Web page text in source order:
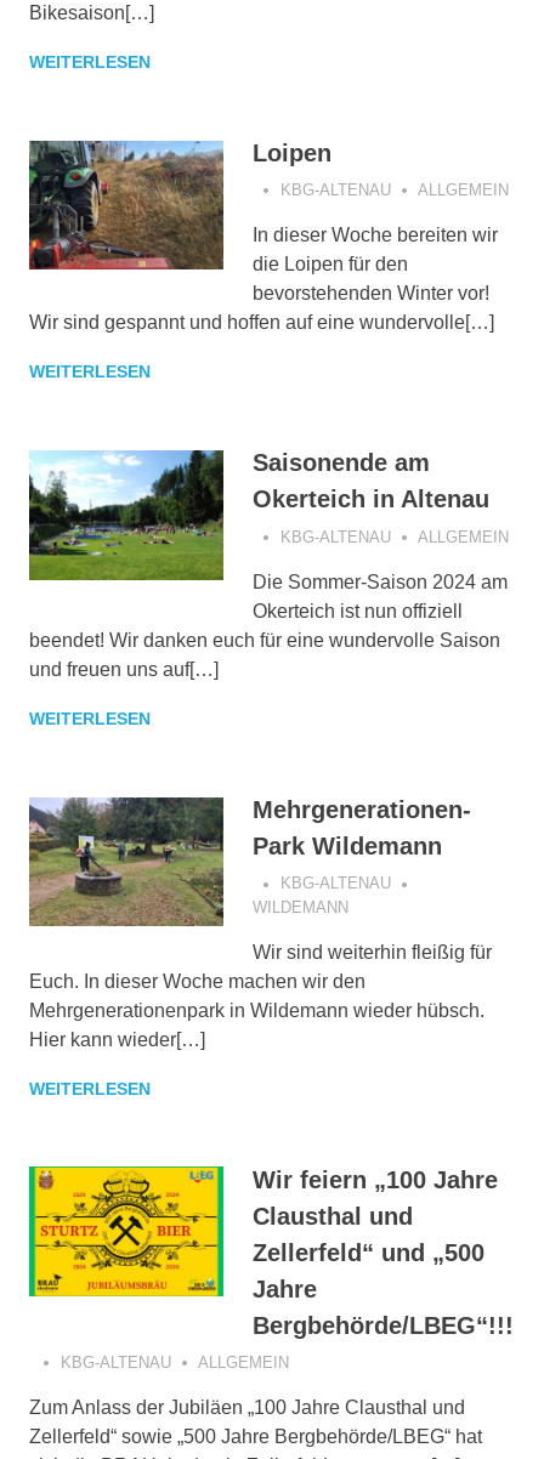
Bikesaison[…]
WEITERLESEN
Loipen
KBG-ALTENAU ALLGEMEIN
In dieser Woche bereiten wir
die Loipen für den
bevorstehenden Winter vor!
Wir sind gespannt und hoffen auf eine wundervolle[…]
WEITERLESEN
Saisonende am
Okerteich in Altenau
KBG-ALTENAU ALLGEMEIN
Die Sommer-Saison 2024 am
Okerteich ist nun offiziell
beendet! Wir danken euch für eine wundervolle Saison
und freuen uns auf[…]
WEITERLESEN
Mehrgenerationen-
Park Wildemann
KBG-ALTENAU
WILDEMANN
Wir sind weiterhin fleißig für
Euch. In dieser Woche machen wir den
Mehrgenerationenpark in Wildemann wieder hübsch.
Hier kann wieder[…]
WEITERLESEN
Wir feiern „100 Jahre
Clausthal und
Zellerfeld“ und „500
Jahre
Bergbehörde/LBEG“!!!
KBG-ALTENAU ALLGEMEIN
Zum Anlass der Jubiläen „100 Jahre Clausthal und
Zellerfeld“ sowie „500 Jahre Bergbehörde/LBEG“ hat